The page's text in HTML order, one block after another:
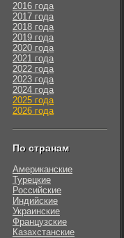
2016 года
2017 года
2018 года
2019 года
2020 года
2021 года
2022 года
2023 года
2024 года
2025 года
2026 года
По странам
Американские
Турецкие
Российские
Индийские
Украинские
Французские
Казахстанские